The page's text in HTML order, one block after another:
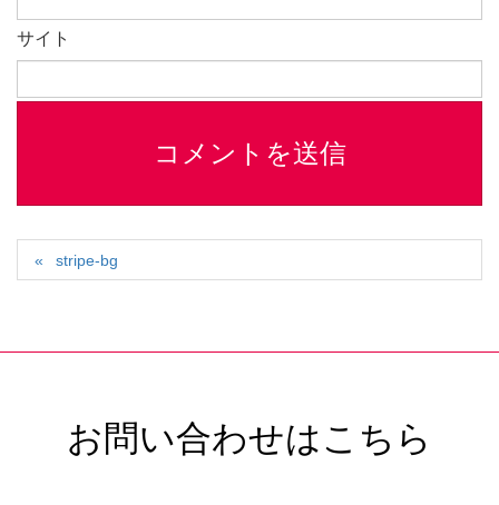
サイト
stripe-bg
お問い合わせはこちら